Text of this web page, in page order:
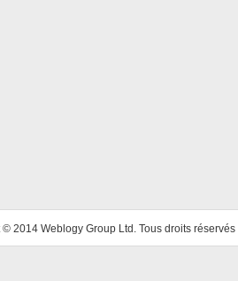
2014 Weblogy Group Ltd. Tous droits